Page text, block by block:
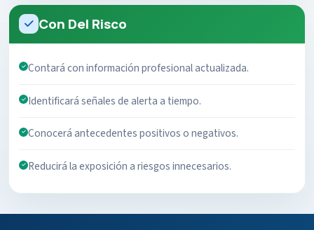
Con Del Risco
Contará con información profesional actualizada.
Identificará señales de alerta a tiempo.
Conocerá antecedentes positivos o negativos.
Reducirá la exposición a riesgos innecesarios.